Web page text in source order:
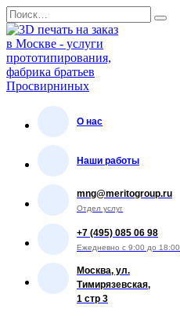
Перейти
к
содержанию
Search
for:
О нас
Наши работы
mng@meritogroup.ru
Отдел услуг
+7 (495) 085 06 98
Ежедневно с 9:00 до 18:00
Москва, ул.
Тимирязевская,
1 стр 3